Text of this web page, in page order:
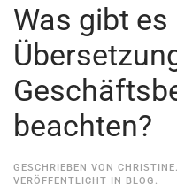
Was gibt es
beachten?
GESCHRIEBEN VON
VERÖFFENTLICHT IN BLOG .